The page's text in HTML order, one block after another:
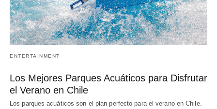
ENTERTAINMENT
Los Mejores Parques Acuáticos para Disfrutar
el Verano en Chile
Los parques acuáticos son el plan perfecto para el verano en Chile.